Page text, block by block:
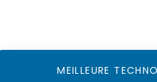
MEILLEURE